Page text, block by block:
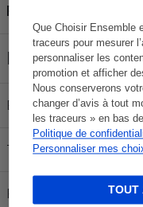
Que Choisir Ensemble
traceurs pour mesurer
personnaliser les
promotion et afficher
Nous conserverons
changer d’avis à tout
les traceurs » en bas
Politique de
Personnaliser mes
TOUT
Récepteur GPS
Écran
Écran tactile
Type d'écran tactile
Résolution de l'écran